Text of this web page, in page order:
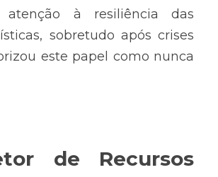
à resiliência das
sobretudo após crises
este papel como nunca
de Recursos